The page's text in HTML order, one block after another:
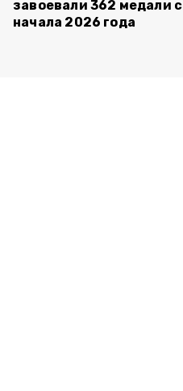
завоевали 362 медали с
начала 2026 года